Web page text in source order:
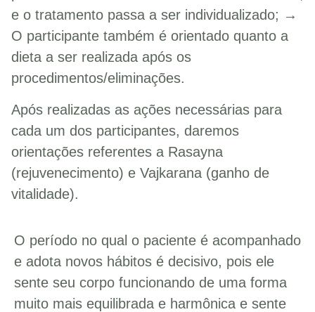
e o tratamento passa a ser individualizado; →
O participante também é orientado quanto a
dieta a ser realizada após os
procedimentos/eliminações.
Após realizadas as ações necessárias para
cada um dos participantes, daremos
orientações referentes a Rasayna
(rejuvenecimento) e Vajkarana (ganho de
vitalidade).
O período no qual o paciente é acompanhado
e adota novos hábitos é decisivo, pois ele
sente seu corpo funcionando de uma forma
muito mais equilibrada e harmônica e sente